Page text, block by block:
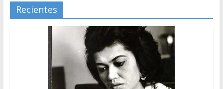
Recientes